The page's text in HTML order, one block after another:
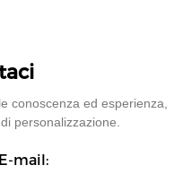
conoscenza ed esperienza,
personalizzazione.
E-mail: